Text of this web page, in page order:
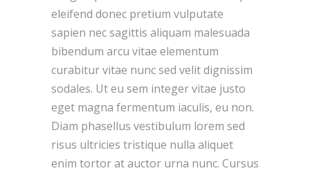
eleifend donec pretium vulputate
sapien nec sagittis aliquam malesuada
bibendum arcu vitae elementum
curabitur vitae nunc sed velit dignissim
sodales. Ut eu sem integer vitae justo
eget magna fermentum iaculis, eu non.
Diam phasellus vestibulum lorem sed
risus ultricies tristique nulla aliquet
enim tortor at auctor urna nunc. Cursus